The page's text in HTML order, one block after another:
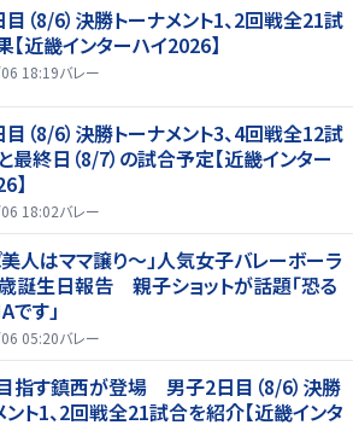
（8/6）決勝トーナメント1、2回戦全21試
【近畿インターハイ2026】
18:19バレー
（8/6）決勝トーナメント3、4回戦全12試
最終日（8/7）の試合予定【近畿インター
】
18:02バレー
美人はママ譲り～」人気女子バレーボーラ
誕生日報告 親子ショットが話題「恐る
です」
05:20バレー
指す鎮西が登場 男子2日目（8/6）決勝
ント1、2回戦全21試合を紹介【近畿インタ